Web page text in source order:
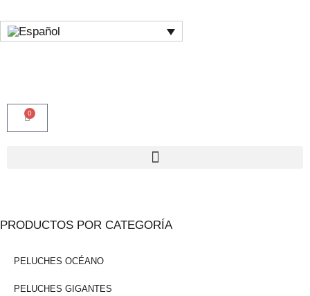
0
PRODUCTOS POR CATEGORÍA
PELUCHES OCÉANO
PELUCHES GIGANTES